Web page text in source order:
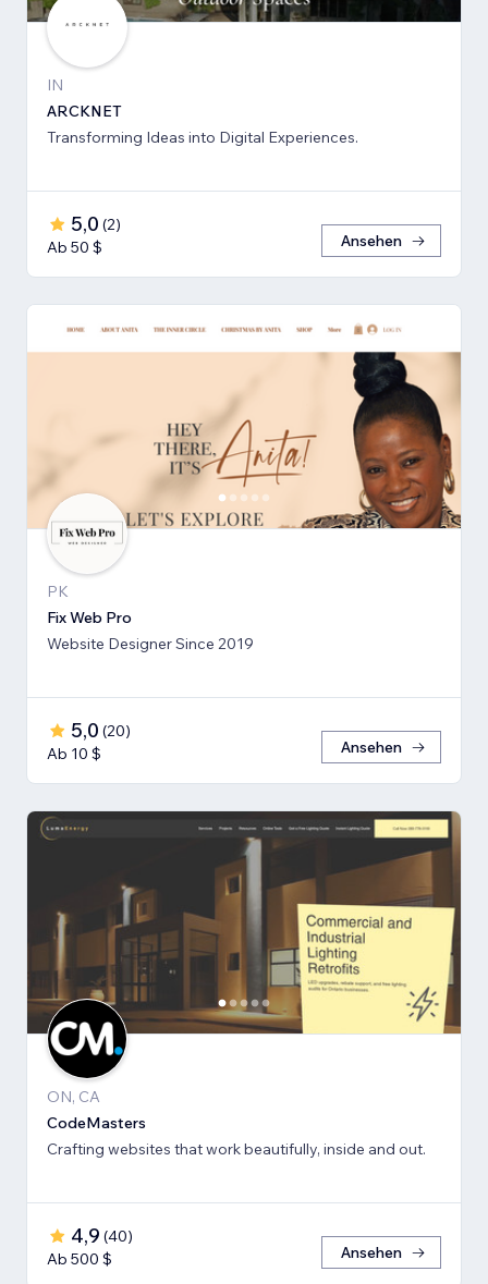
IN
ARCKNET
Transforming Ideas into Digital Experiences.
5,0 (2)
Ab 50 $
Ansehen
PK
Fix Web Pro
Website Designer Since 2019
5,0 (20)
Ab 10 $
Ansehen
ON, CA
CodeMasters
Crafting websites that work beautifully, inside and out.
4,9 (40)
Ab 500 $
Ansehen